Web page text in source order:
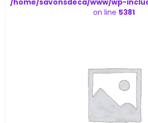
on line 5381